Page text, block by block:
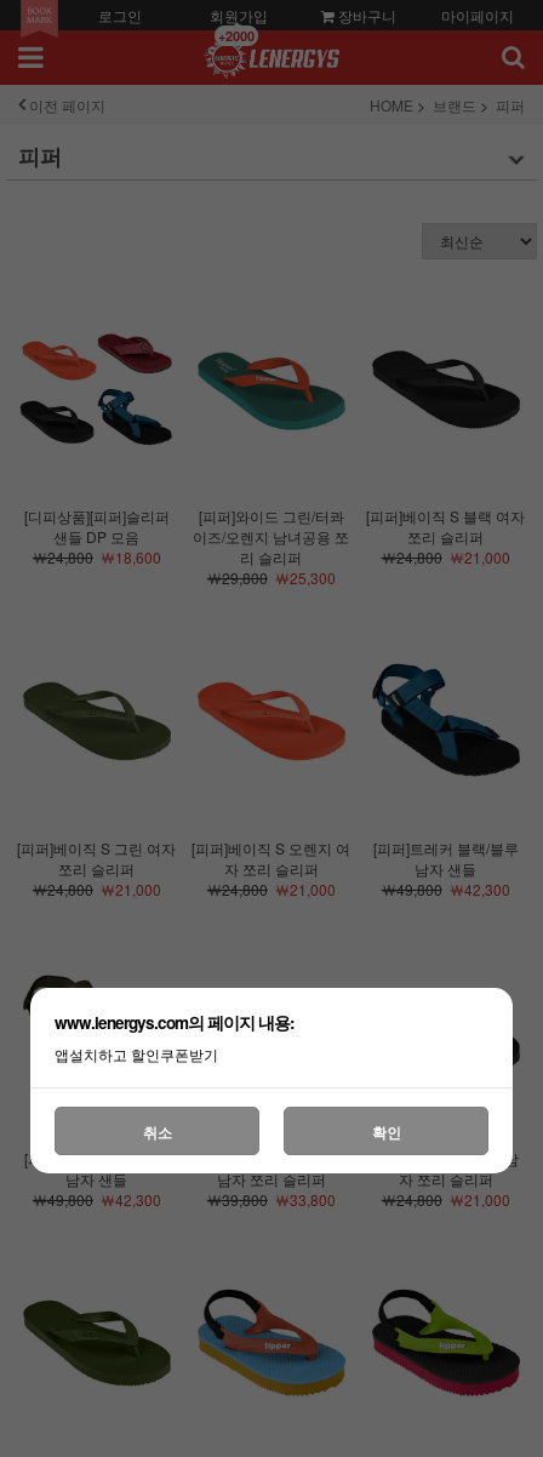
로그인 회원가입
+2000
장바구니 마이페이지
이전 페이지 HOME 브랜드 피퍼
피퍼
[디피상품][피퍼]슬리퍼
샌들 DP 모음
￦24,800￦18,600
[피퍼]와이드 그린/터콰
이즈/오렌지 남녀공용 쪼
리 슬리퍼
￦29,800￦25,300
[피퍼]베이직 S 블랙 여자
쪼리 슬리퍼
￦24,800￦21,000
[피퍼]베이직 S 그린 여자
쪼리 슬리퍼
￦24,800￦21,000
[피퍼]베이직 S 오렌지 여
자 쪼리 슬리퍼
￦24,800￦21,000
[피퍼]트레커 블랙/블루
남자 샌들
￦49,800￦42,300
[피퍼]트레커 블랙/그린
남자 샌들
￦49,800￦42,300
[피퍼]리핏 마룬/그레이
남자 쪼리 슬리퍼
￦39,800￦33,800
[피퍼]베이직 M 블랙 남
자 쪼리 슬리퍼
￦24,800￦21,000
www.lenergys.com의 페이지 내용:
앱설치하고 할인쿠폰받기
취소 확인